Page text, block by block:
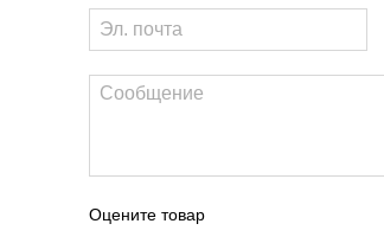
Оцените товар